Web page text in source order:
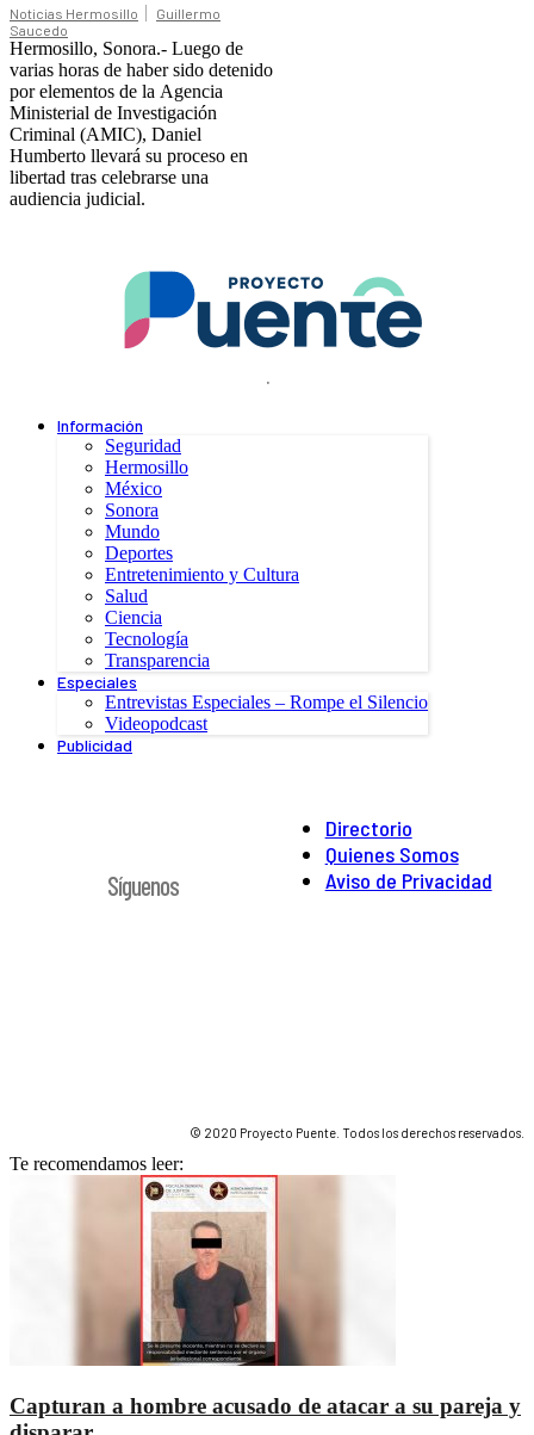
Noticias Hermosillo
Guillermo
Saucedo
Hermosillo, Sonora.- Luego de
varias horas de haber sido detenido
por elementos de la Agencia
Ministerial de Investigación
Criminal (AMIC), Daniel
Humberto llevará su proceso en
libertad tras celebrarse una
audiencia judicial.
.
Información
Seguridad
Hermosillo
México
Sonora
Mundo
Deportes
Entretenimiento y Cultura
Salud
Ciencia
Tecnología
Transparencia
Especiales
Entrevistas Especiales – Rompe el Silencio
Videopodcast
Publicidad
Directorio
Quienes Somos
Aviso de Privacidad
Síguenos
© 2020 Proyecto Puente. Todos los derechos reservados.
Te recomendamos leer:
Capturan a hombre acusado de atacar a su pareja y